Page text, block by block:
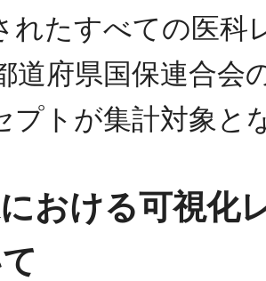
れたすべての医科
道府県国保連合会
プトが集計対象と
おける可視化